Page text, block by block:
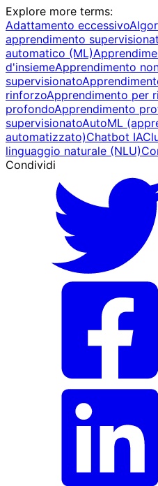
Explore more terms:
Adattamento eccessivo
apprendimento
automatico (ML)
d'insiemeApprendimento
supervisionato
rinforzoApprendimento per
profondoApprendimento
supervisionatoAutoML
automatizzato)Chatbot IA
linguaggio naturale (NLU)
Condividi